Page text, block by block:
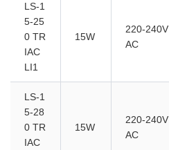
LS-1
5-25
0 TR
IAC
LI1
15W
220-240V
AC
LS-1
5-28
0 TR
IAC
15W
220-240V
AC